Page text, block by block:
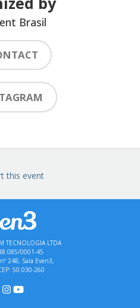
Brasil
this event
TECNOLOGIA LTDA
0001-45
248, Sala Even3,
50.030-260